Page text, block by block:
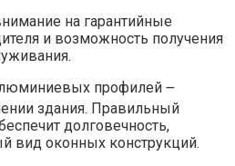
на гарантийные
и возможность получения
профилей ౼
здания. Правильный
долговечность,
вид оконных конструкций.